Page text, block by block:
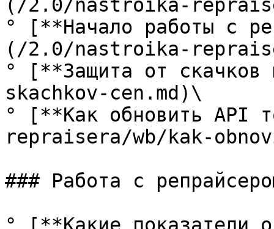
(/2.0/nastroika-
° [**Начало работы с
(/2.0/nastroika-
° [**Защита от
skachkov-cen.md)\
° [**Как обновить
repraisera/wb/kak-
### Работа с